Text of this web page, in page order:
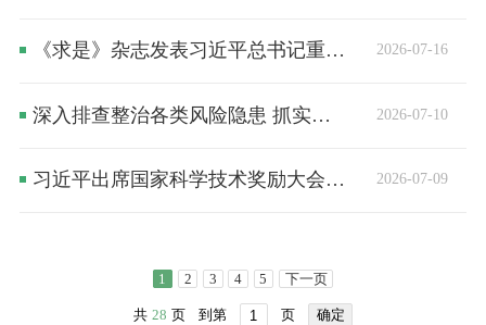
2026-07-16
《求是》杂志发表习近平总书记重要文章《在庆祝中国共产党成立105周年大会上的讲话》
2026-07-10
深入排查整治各类风险隐患 抓实抓细安全生产措施落实坚决防止重特大事故发生
2026-07-09
习近平出席国家科学技术奖励大会两院院士大会中国科协第十一次全国代表大会并发表重要讲话
1 2 3 4 5 下一页
共 28 页 到第 页 确定